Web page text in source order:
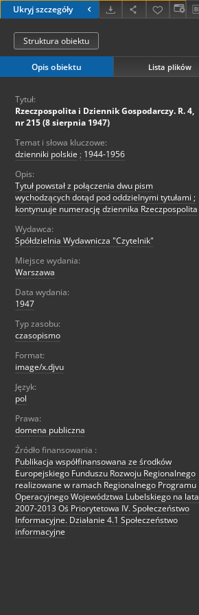
Ukryj szczegóły
Struktura obiektu
Opis obiektu Lista plików
Tytuł:
Rzeczpospolita i Dziennik Gospodarczy. R. 4,
nr 215 (8 sierpnia 1947)
Temat i słowa kluczowe:
dzienniki polskie ; 1944-1956
Opis:
Tytuł powstał z połączenia dwu pism
wychodzących dotąd pod oddzielnymi tytułami ;
kontynuuje numerację dziennika Rzeczpospolita
Wydawca:
Spółdzielnia Wydawnicza "Czytelnik"
Miejsce wydania:
Warszawa
Data wydania:
1947
Typ zasobu:
czasopismo
Format:
image/x.djvu
Język:
pol
Prawa:
domena publiczna
Źródło finansowania :
Publikacja współfinansowana ze środków
Europejskiego Funduszu Rozwoju Regionalnego
realizowane w ramach Regionalnego Programu
Operacyjnego Województwa Lubelskiego na lata
2007-2013 Oś Priorytetowa IV. Społeczeństwo
Informacyjne. Działanie 4.1 Społeczeństwo
informacyjne